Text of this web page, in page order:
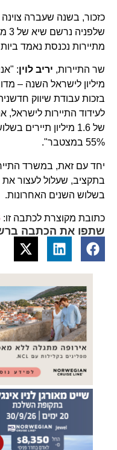
מתיירות נכנסת נאמד ביותר מ-23 מיליארד
שר התיירות, יריב לוין
מיליון לישראל השנה –
בזכות עבודת שיווק
לעידוד התיירות לישראל,
של 1.6 מיליון
55% במצטבר".
יחד עם זאת, במשרד
בתקציב, שעלול לעצור
בשלוש השנים האחרונות.
כתובת מקוצרת לכתבה זו:
שתפו את הכתבה